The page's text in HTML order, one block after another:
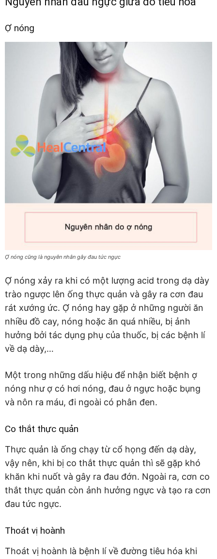
Ợ nóng
Ợ nóng cũng là nguyên nhân gây đau tức ngực
Ợ nóng xảy ra khi có một lượng acid trong dạ dày
trào ngược lên ống thực quản và gây ra cơn đau
rát xướng ức. Ợ nóng hay gặp ở những người ăn
nhiều đồ cay, nóng hoặc ăn quá nhiều, bị ảnh
hưởng bởi tác dụng phụ của thuốc, bị các bệnh lí
về dạ dày,…
Một trong những dấu hiệu để nhận biết bệnh ợ
nóng như ợ có hơi nóng, đau ở ngực hoặc bụng
và nôn ra máu, đi ngoài có phân đen.
Co thắt thực quản
Thực quản là ống chạy từ cổ họng đến dạ dày,
vậy nên, khi bị co thắt thực quản thì sẽ gặp khó
khăn khi nuốt và gây ra đau đớn. Ngoài ra, cơn co
thắt thực quản còn ảnh hưởng ngực và tạo ra cơn
đau tức ngực.
Thoát vị hoành
Thoát vị hoành là bệnh lí về đường tiêu hóa khi